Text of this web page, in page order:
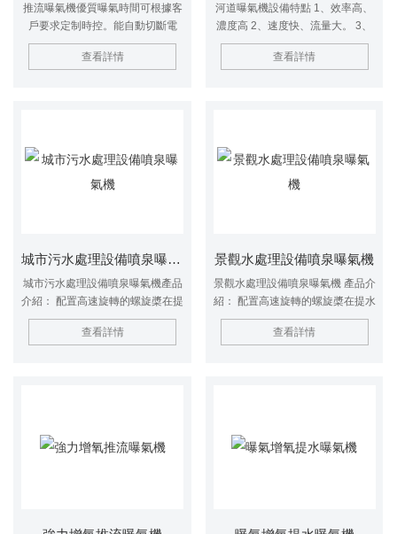
推流曝氣機優質曝氣時間可根據客
戶要求定制時控。能自動切斷電
源，起到保護電機免遭意外損壞的
作用。工作時，葉輪在電機的驅動
查看詳情
河道曝氣機設備特點 1、效率高、
濃度高 2、速度快、流量大。 3、
氣源選擇多樣化(氧氣、氧、空氣
等)。 4、氣泡上升速度慢、存留時
查看詳情
城市污水處理設備噴泉曝氣機
城市污水處理設備噴泉曝氣機產品
介紹： 配置高速旋轉的螺旋槳在提
水同時充分攪拌湖水，令水層產生
上下加速循環，加快水層的流動，
生態系統循環、水資源保護及水體
查看詳情
景觀水處理設備噴泉曝氣機
景觀水處理設備噴泉曝氣機 產品介
紹： 配置高速旋轉的螺旋槳在提水
同時充分攪拌湖水，令水層產生上
下加速循環，加快水層的流動，從
生態系統循環、水資源保護及水體
查看詳情